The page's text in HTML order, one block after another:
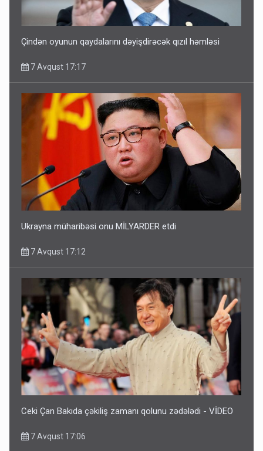
Çindən oyunun qaydalarını dəyişdirəcək qızıl həmləsi
7 Avqust 17:17
Ukrayna müharibəsi onu MİLYARDER etdi
7 Avqust 17:12
Ceki Çan Bakıda çəkiliş zamanı qolunu zədələdi - VİDEO
7 Avqust 17:06